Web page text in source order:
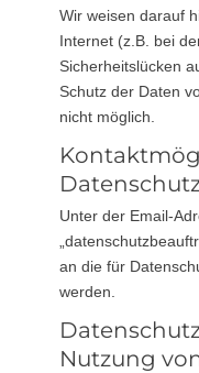
Wir weisen darauf
Internet (z.B. bei
Sicherheitslücken
Schutz der Daten
nicht möglich.
Unter der Email-
an die für
werden.
Nutzung